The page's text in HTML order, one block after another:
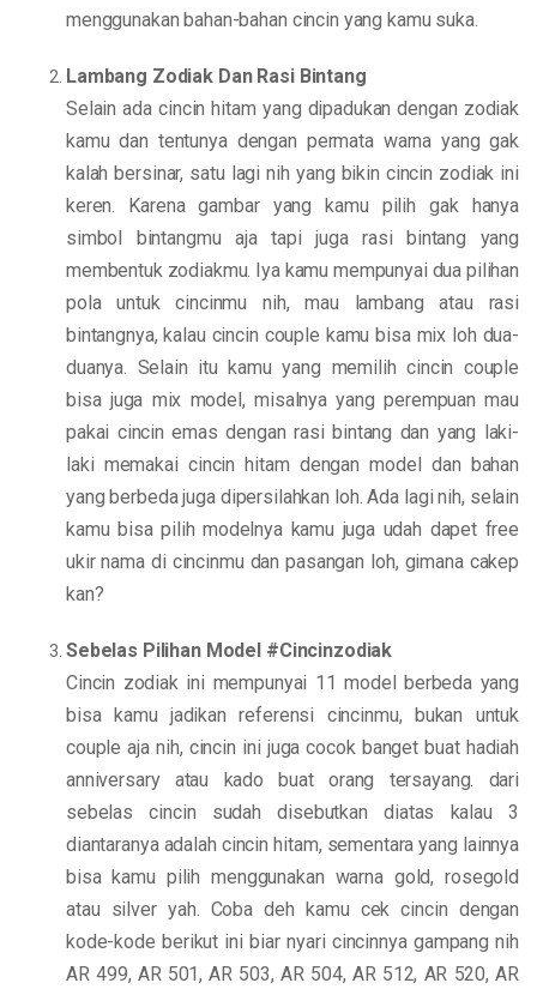
menggunakan bahan-bahan cincin yang kamu suka.
Lambang Zodiak Dan Rasi Bintang
Selain ada cincin hitam yang dipadukan dengan zodiak
kamu dan tentunya dengan permata warna yang gak
kalah bersinar, satu lagi nih yang bikin cincin zodiak ini
keren. Karena gambar yang kamu pilih gak hanya
simbol bintangmu aja tapi juga rasi bintang yang
membentuk zodiakmu. Iya kamu mempunyai dua pilihan
pola untuk cincinmu nih, mau lambang atau rasi
bintangnya, kalau cincin couple kamu bisa mix loh dua-
duanya. Selain itu kamu yang memilih cincin couple
bisa juga mix model, misalnya yang perempuan mau
pakai cincin emas dengan rasi bintang dan yang laki-
laki memakai cincin hitam dengan model dan bahan
yang berbeda juga dipersilahkan loh. Ada lagi nih, selain
kamu bisa pilih modelnya kamu juga udah dapet free
ukir nama di cincinmu dan pasangan loh, gimana cakep
kan?
Sebelas Pilihan Model #Cincinzodiak
Cincin zodiak ini mempunyai 11 model berbeda yang
bisa kamu jadikan referensi cincinmu, bukan untuk
couple aja nih, cincin ini juga cocok banget buat hadiah
anniversary atau kado buat orang tersayang. dari
sebelas cincin sudah disebutkan diatas kalau 3
diantaranya adalah cincin hitam, sementara yang lainnya
bisa kamu pilih menggunakan warna gold, rosegold
atau silver yah. Coba deh kamu cek cincin dengan
kode-kode berikut ini biar nyari cincinnya gampang nih
AR 499, AR 501, AR 503, AR 504, AR 512, AR 520, AR